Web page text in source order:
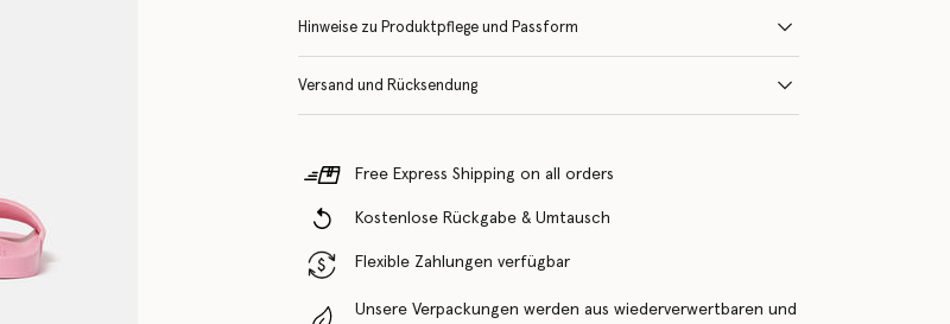
Hinweise zu Produktpflege und Passform
Versand und Rücksendung
Free Express Shipping on all orders
Kostenlose Rückgabe & Umtausch
Flexible Zahlungen verfügbar
Unsere Verpackungen werden aus wiederverwertbaren und